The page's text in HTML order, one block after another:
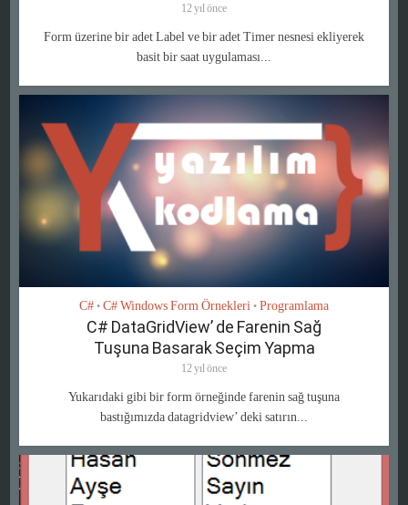
12 yıl önce
Form üzerine bir adet Label ve bir adet Timer nesnesi ekliyerek
basit bir saat uygulaması...
C# • C# Windows Form Örnekleri • Programlama
C# DataGridView’ de Farenin Sağ
Tuşuna Basarak Seçim Yapma
12 yıl önce
Yukarıdaki gibi bir form örneğinde farenin sağ tuşuna
bastığımızda datagridview’ deki satırın...